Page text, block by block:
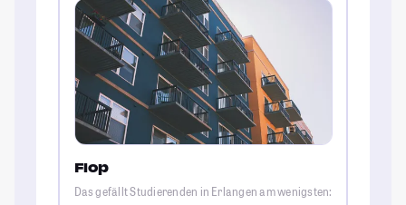
Flop
Das gefällt Studierenden in Erlangen am wenigsten: